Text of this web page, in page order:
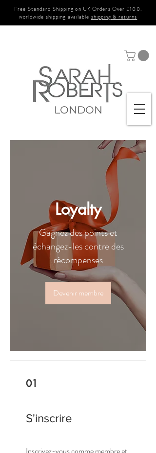
Free Standard Shipping on UK Orders Over £100.
worldwide shipping available shipping & returns
LONDON
Loyalty
Gagnez des points et
échangez-les contre des
récompenses
Devenir membre
01
S'inscrire
Inscrivez-vous comme membre et